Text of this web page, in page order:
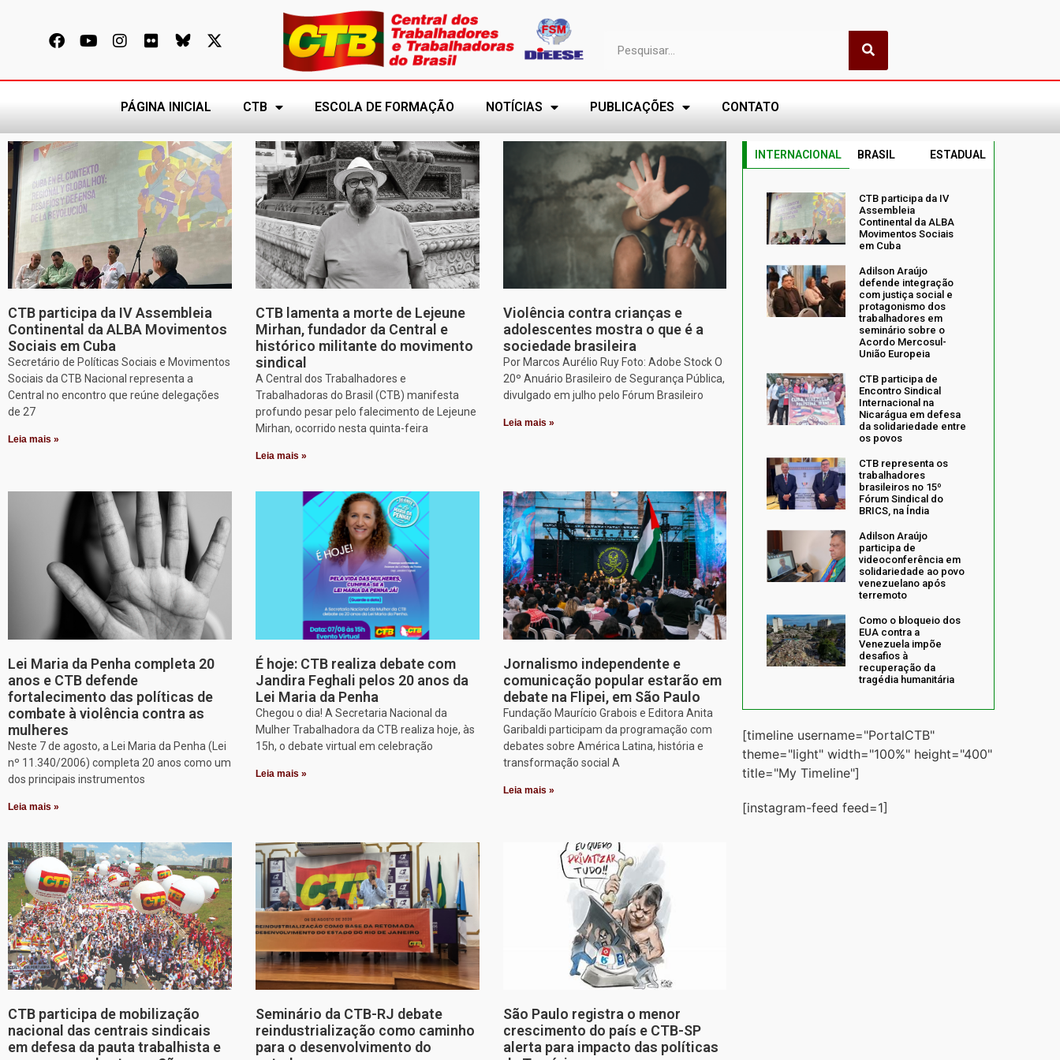
PÁGINA INICIAL CTB ESCOLA DE FORMAÇÃO NOTÍCIAS PUBLICAÇÕES CONTATO
CTB participa da IV Assembleia
Continental da ALBA Movimentos
Sociais em Cuba
Secretário de Políticas Sociais e Movimentos
Sociais da CTB Nacional representa a
Central no encontro que reúne delegações
de 27
Leia mais »
CTB lamenta a morte de Lejeune
Mirhan, fundador da Central e
histórico militante do movimento
sindical
A Central dos Trabalhadores e
Trabalhadoras do Brasil (CTB) manifesta
profundo pesar pelo falecimento de Lejeune
Mirhan, ocorrido nesta quinta-feira
Leia mais »
Violência contra crianças e
adolescentes mostra o que é a
sociedade brasileira
Por Marcos Aurélio Ruy Foto: Adobe Stock O
20º Anuário Brasileiro de Segurança Pública,
divulgado em julho pelo Fórum Brasileiro
Leia mais »
Lei Maria da Penha completa 20
anos e CTB defende
fortalecimento das políticas de
combate à violência contra as
mulheres
Neste 7 de agosto, a Lei Maria da Penha (Lei
nº 11.340/2006) completa 20 anos como um
dos principais instrumentos
Leia mais »
É hoje: CTB realiza debate com
Jandira Feghali pelos 20 anos da
Lei Maria da Penha
Chegou o dia! A Secretaria Nacional da
Mulher Trabalhadora da CTB realiza hoje, às
15h, o debate virtual em celebração
Leia mais »
Jornalismo independente e
comunicação popular estarão em
debate na Flipei, em São Paulo
Fundação Maurício Grabois e Editora Anita
Garibaldi participam da programação com
debates sobre América Latina, história e
transformação social A
Leia mais »
CTB participa de mobilização
nacional das centrais sindicais
em defesa da pauta trabalhista e
Seminário da CTB-RJ debate
reindustrialização como caminho
para o desenvolvimento do
São Paulo registra o menor
crescimento do país e CTB-SP
alerta para impacto das políticas
INTERNACIONAL BRASIL ESTADUAL
CTB participa da IV
Assembleia
Continental da ALBA
Movimentos Sociais
em Cuba
Adilson Araújo
defende integração
com justiça social e
protagonismo dos
trabalhadores em
seminário sobre o
Acordo Mercosul-
União Europeia
CTB participa de
Encontro Sindical
Internacional na
Nicarágua em defesa
da solidariedade entre
os povos
CTB representa os
trabalhadores
brasileiros no 15º
Fórum Sindical do
BRICS, na Índia
Adilson Araújo
participa de
videoconferência em
solidariedade ao povo
venezuelano após
terremoto
Como o bloqueio dos
EUA contra a
Venezuela impõe
desafios à
recuperação da
tragédia humanitária
[timeline username="PortalCTB"
theme="light" width="100%" height="400"
title="My Timeline"]
[instagram-feed feed=1]